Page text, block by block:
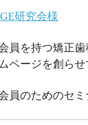
研究会様
員を持つ矯正
ページを創らせ
員のためのセ